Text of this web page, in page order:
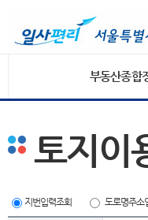
부동산종합
토지이
지번입력조회 도로명주소